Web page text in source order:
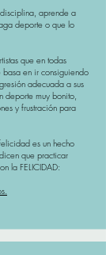
aprende a
deporte o que lo
que en todas
basa en ir consiguiendo
adecuada a sus
deporte muy bonito,
y frustración para
es un hecho
que practicar
la FELICIDAD: